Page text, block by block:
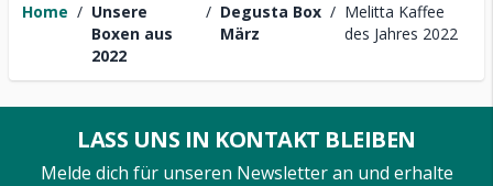
Home / Unsere
Boxen aus
2022
/ Degusta Box
März
/ Melitta Kaffee
des Jahres 2022
LASS UNS IN KONTAKT BLEIBEN
Melde dich für unseren Newsletter an und erhalte